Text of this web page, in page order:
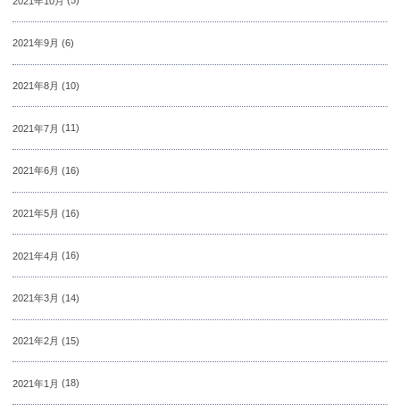
2021年9月 (6)
2021年8月 (10)
2021年7月 (11)
2021年6月 (16)
2021年5月 (16)
2021年4月 (16)
2021年3月 (14)
2021年2月 (15)
2021年1月 (18)